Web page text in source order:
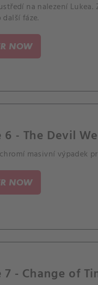
na nalezení
fáze.
NOW
6 - The Devil
masivní výpadek
NOW
7 - Change of